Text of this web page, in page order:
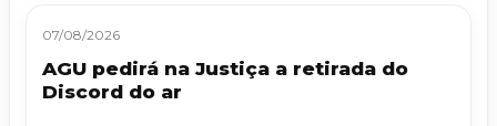
07/08/2026
AGU pedirá na Justiça a retirada do
Discord do ar